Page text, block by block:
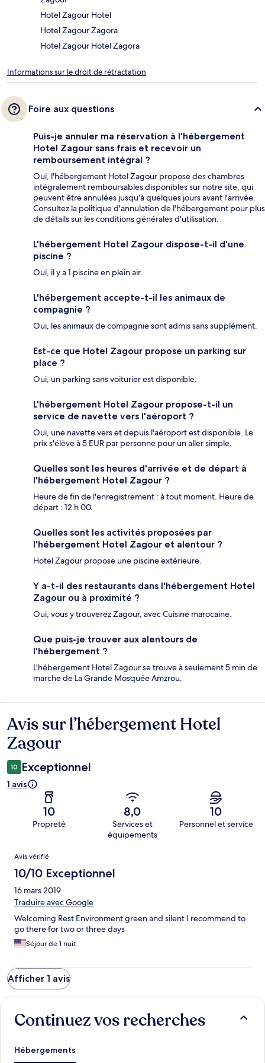
Hotel Zagour Hotel
Hotel Zagour Zagora
Hotel Zagour Hotel Zagora
Informations sur le droit de rétractation
Foire aux questions
Puis-je annuler ma réservation à l'hébergement
Hotel Zagour sans frais et recevoir un
remboursement intégral ?
Oui, l'hébergement Hotel Zagour propose des chambres
intégralement remboursables disponibles sur notre site, qui
peuvent être annulées jusqu'à quelques jours avant l'arrivée.
Consultez la politique d'annulation de l'hébergement pour plus
de détails sur les conditions générales d'utilisation.
L'hébergement Hotel Zagour dispose-t-il d'une
piscine ?
Oui, il y a 1 piscine en plein air.
L'hébergement accepte-t-il les animaux de
compagnie ?
Oui, les animaux de compagnie sont admis sans supplément.
Est-ce que Hotel Zagour propose un parking sur
place ?
Oui, un parking sans voiturier est disponible.
L'hébergement Hotel Zagour propose-t-il un
service de navette vers l'aéroport ?
Oui, une navette vers et depuis l'aéroport est disponible. Le
prix s'élève à 5 EUR par personne pour un aller simple.
Quelles sont les heures d'arrivée et de départ à
l'hébergement Hotel Zagour ?
Heure de fin de l'enregistrement : à tout moment. Heure de
départ : 12 h 00.
Quelles sont les activités proposées par
l'hébergement Hotel Zagour et alentour ?
Hotel Zagour propose une piscine extérieure.
Y a-t-il des restaurants dans l'hébergement Hotel
Zagour ou à proximité ?
Oui, vous y trouverez Zagour, avec Cuisine marocaine.
Que puis-je trouver aux alentours de
l'hébergement ?
L'hébergement Hotel Zagour se trouve à seulement 5 min de
marche de La Grande Mosquée Amzrou.
Avis
Avis sur l’hébergement Hotel
Zagour
10 Exceptionnel
1 avis
10
Propreté
8,0
Services et
équipements
10
Personnel et service
Avis
Avis vérifié
10/10 Exceptionnel
16 mars 2019
Traduire avec Google
Welcoming Rest Environment green and silent I recommend to
go there for two or three days
Séjour de 1 nuit
Afficher 1 avis
Continuez vos recherches
Hébergements